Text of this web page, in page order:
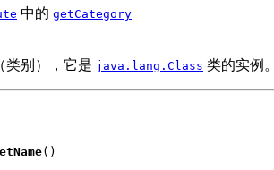
中的 getCategory
类别），它是 java.lang.Class 类的实例。
()